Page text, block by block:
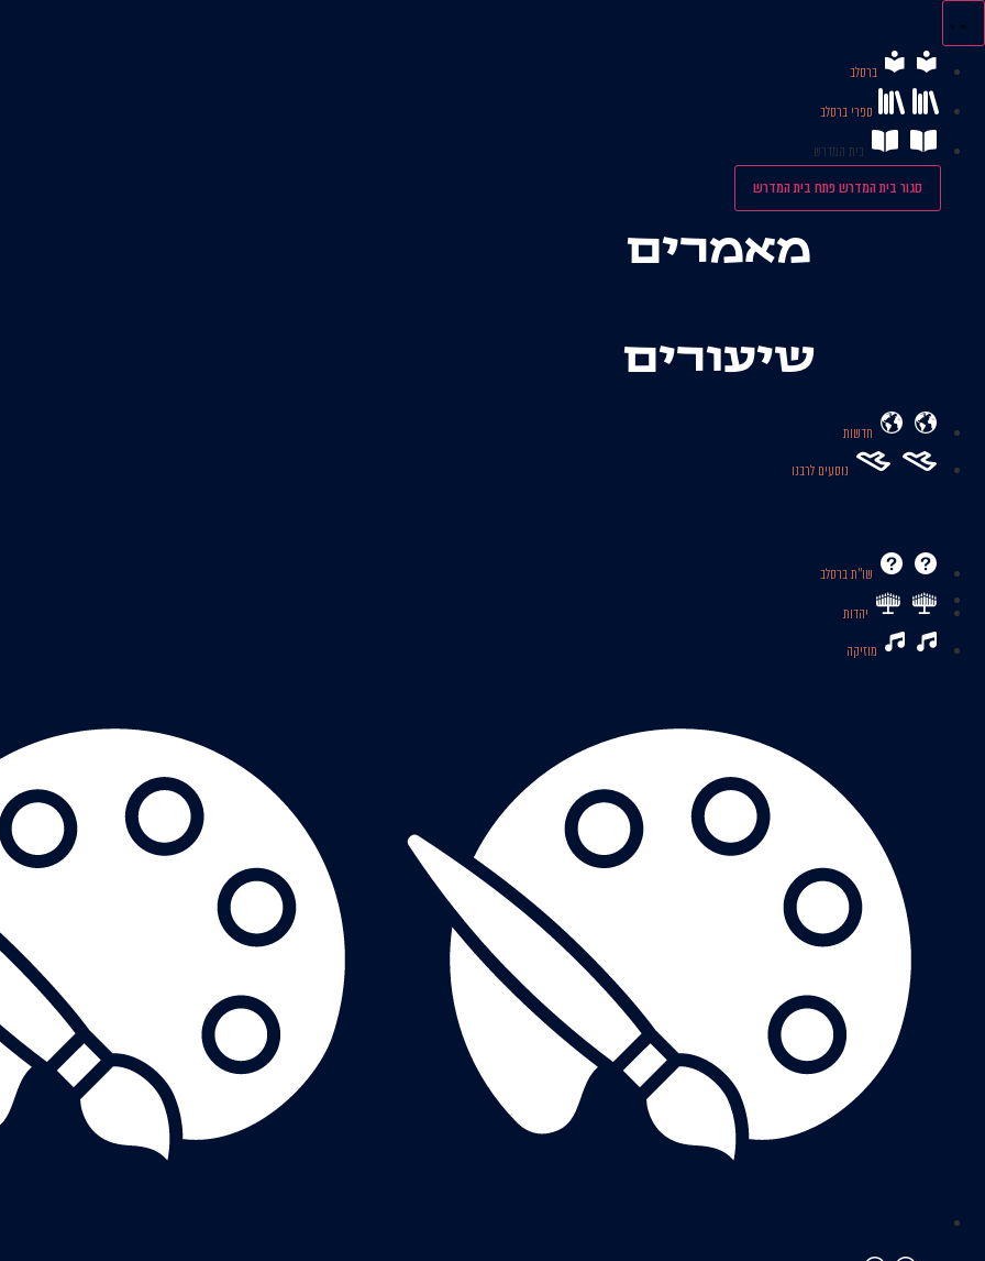
לתוכן
ברסלב
ספרי ברסלב
בית המדרש
סגור בית המדרשפתח בית המדרש
מאמרים
שיעורים
חדשות
נוסעים לרבנו
שו’’ת ברסלב
יהדות
מוזיקה